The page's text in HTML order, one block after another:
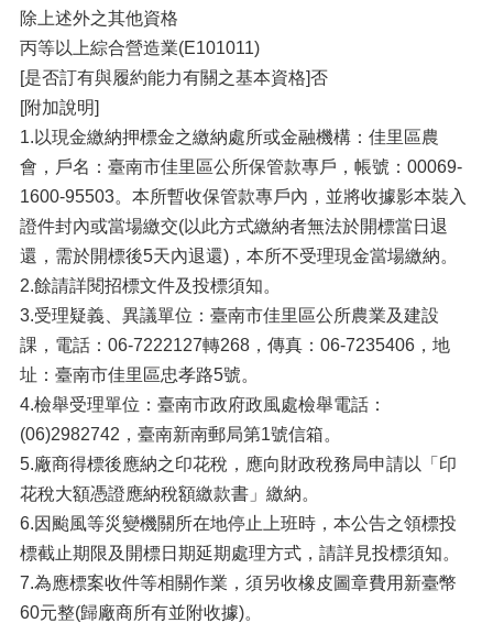
除上述外之其他資格
丙等以上綜合營造業(E101011)
[是否訂有與履約能力有關之基本資格]否
[附加說明]
1.以現金繳納押標金之繳納處所或金融機構：佳里區農
會，戶名：臺南市佳里區公所保管款專戶，帳號：00069-
1600-95503。本所暫收保管款專戶內，並將收據影本裝入
證件封內或當場繳交(以此方式繳納者無法於開標當日退
還，需於開標後5天內退還)，本所不受理現金當場繳納。
2.餘請詳閱招標文件及投標須知。
3.受理疑義、異議單位：臺南市佳里區公所農業及建設
課，電話：06-7222127轉268，傳真：06-7235406，地
址：臺南市佳里區忠孝路5號。
4.檢舉受理單位：臺南市政府政風處檢舉電話：
(06)2982742，臺南新南郵局第1號信箱。
5.廠商得標後應納之印花稅，應向財政稅務局申請以「印
花稅大額憑證應納稅額繳款書」繳納。
6.因颱風等災變機關所在地停止上班時，本公告之領標投
標截止期限及開標日期延期處理方式，請詳見投標須知。
7.為應標案收件等相關作業，須另收橡皮圖章費用新臺幣
60元整(歸廠商所有並附收據)。